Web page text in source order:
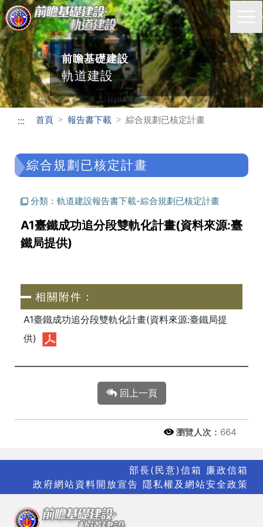
前瞻基礎建設
軌道建設
::: 首頁 報告書下載 綜合規劃已核定計畫
綜合規劃已核定計畫
分類：軌道建設報告書下載-綜合規劃已核定計畫
A1臺鐵成功追分段雙軌化計畫(資料來源:臺
鐵局提供)
相關附件：
A1臺鐵成功追分段雙軌化計畫(資料來源:臺鐵局提
供)
回上一頁
瀏覽人次： 664
部長(民意)信箱 廉政信箱
政府網站資料開放宣告 隱私權及網站安全政策